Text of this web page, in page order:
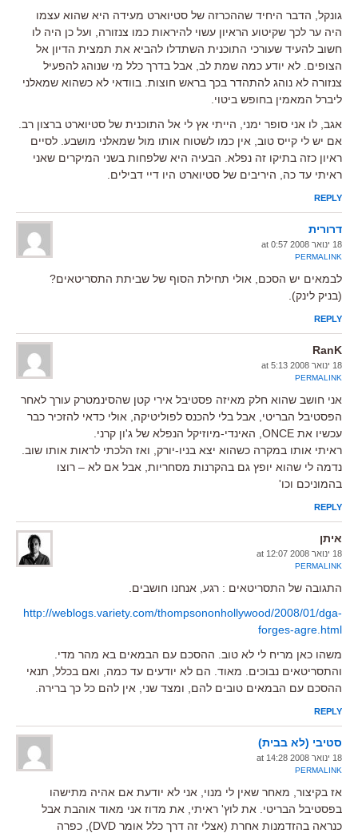
גונקל, הדבר היחיד שההכרזה של סטיוארט מעידה היא שהוא עצמו
היה ער לכך שקיטוע הראיון עשוי להיראות כמו צנזורה, ועל כן היה לו
חשוב להעיד שעורכי התוכנית השתדלו להביא את תמצית הדיון אל
הצופים. לא יודע כמה שמת לב, אבל בדרך כלל מי שנוהג להפעיל
צנזורה לא נוהג להתהדר בכך בראש חוצות. בוודאי לא כשהוא שמאלני
ליברל המאמין בחופש ביטוי.
אגב, לו אני סופר ימני, הייתי אץ לי אל התוכנית של סטיוארט ברצון רב.
אם יש לי קייס טוב, אין כמו לשטוח אותו מול שמאלני מושבע. לסיים
ראיון כזה בתיקו זה נפלא. הבעיה היא שלפחות בשני המיקרים שאני
ראיתי עד כה, היריבים של סטיוארט היו דיי דבילים.
REPLY
דרורית
18 ינואר 2008 at 0:57
PERMALINK
לבמאים יש הסכם, אולי תחילת הסוף של שביתת התסריטאים?
(בניק לינק).
REPLY
RanK
18 ינואר 2008 at 5:13
PERMALINK
אני חושב שהוא חלק מאיזה פסטיבל אירי קטן שהסינמטרק עורך לאחר
הפסטיבל הבריטי, אבל בלי להכנס לפוליטיקה, אולי כדאי להזכיר כבר
עכשיו את ONCE, האינדי-מיוזיקל הנפלא של ג'ון קרני.
ראיתי אותו במקרה כשהוא יצא בניו-יורק, ואז הלכתי לראות אותו שוב.
נדמה לי שהוא יופץ גם בהקרנות מסחריות, אבל אם לא – רוצו
בהמוניכם וכו'
REPLY
איתן
18 ינואר 2008 at 12:07
PERMALINK
התגובה של התסריטאים : רגע, אנחנו חושבים.
http://weblogs.variety.com/thompsononhollywood/2008/01/dga-
forges-agre.html
משהו כאן מריח לי לא טוב. ההסכם עם הבמאים בא מהר מדי.
והתסריטאים נבוכים. מאוד. הם לא יודעים עד כמה, ואם בכלל, תנאי
ההסכם עם הבמאים טובים להם, ומצד שני, אין להם כל כך ברירה.
REPLY
סטיבי (לא בבית)
18 ינואר 2008 at 14:28
PERMALINK
אז בקיצור, מאחר שאין לי מנוי, אני לא יודעת אם אהיה מתישהו
בפסטיבל הבריטי. את לוץ' ראיתי, את מדוז אני מאוד אוהבת אבל
כנראה בהזדמנות אחרת (אצלי זה דרך כלל אומר DVD), כפרה